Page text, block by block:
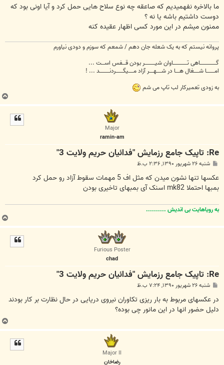
ت
ما بالاخره نفهمیدیم که صاعقه چه نوع سلاح هایی حمل کرد و آیا اونی بود که
دوست داشتیم باشه یا نه ؟
ممنون میشم در این مورد کسی اظهار عقیده کنه
پروانه نیستم که به یک شعله جان دهم / شمعم که سوزم و دودی نیاورم
گــــــــــــــــاهی تــــــــــــــاوان شیــــــــــر بودن قـــفس اســـت ...
امــــــــا شـــــغال هــــا در شـــــهــــر آزاد مـــــیگـــــــردنــــــــــد ... !
به زودی تعمیرکار لب تاپ می شم
Major
ramin-am
Re: تاپیک جامع رزمايش "فدائيان حريم ولايت 3"
ت
شنبه ۲۶ شهریور ۱۳۹۰, ۲:۳۶ ب.ظ
عکسها تنها نشون میدن که مثل اف 5 مهمات سقوط آزاد رو حمل کرد
بمبها احتملا mk82 اسنک آی بمبهای تاخیری بودن
به رویاهایت بی اندیش ..........
Furious Poster
chad
Re: تاپیک جامع رزمايش "فدائيان حريم ولايت 3"
ت
شنبه ۲۶ شهریور ۱۳۹۰, ۷:۲۴ ب.ظ
در عکسهای مربوط به بار ریزی تکاوران نیروی دریایی در حال نظارت بر کار بودند
دلیل حضور انها در این مانور چی بوده؟
Major II
رضاخان